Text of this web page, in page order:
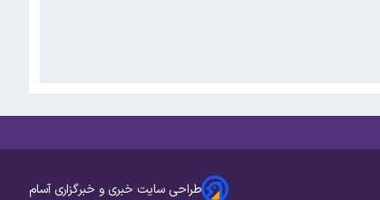
طراحی سایت خبری و خبرگزاری آسام